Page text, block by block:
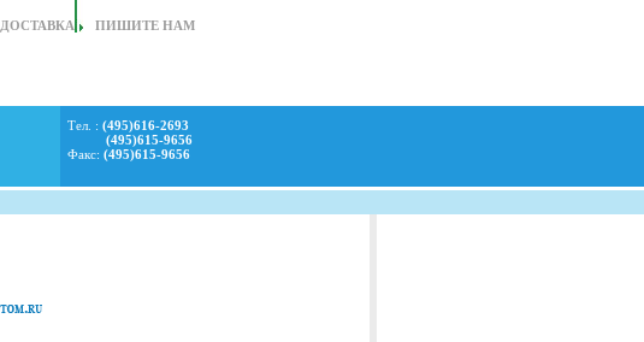
ДОСТАВКА ПИШИТЕ НАМ
Тел. : (495)616-2693
(495)615-9656
Факс: (495)615-9656